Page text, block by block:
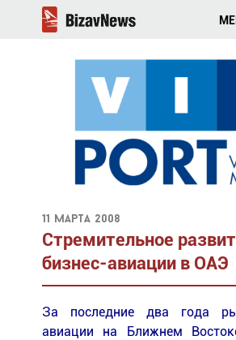
11 марта 2008
Стремительное
бизнес-авиации в ОАЭ
За последние два года
авиации на Ближнем